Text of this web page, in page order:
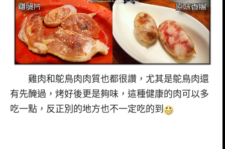
雞肉和鴕鳥肉肉質也都很讚，尤其是鴕鳥肉還
有先醃過，烤好後更是夠味，這種健康的肉可以多
吃一點，反正別的地方也不一定吃的到